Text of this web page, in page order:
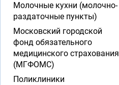
Молочные кухни (молочно-
раздаточные пункты)
Московский городской
фонд обязательного
медицинского страхования
(МГФОМС)
Поликлиники